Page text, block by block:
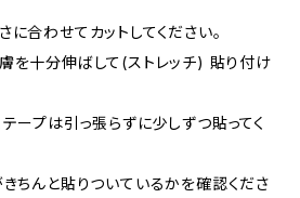
に合わせてカットしてください。
を十分伸ばして(ストレッチ) 貼り付け
テープは引っ張らずに少しずつ貼ってく
きちんと貼りついているかを確認くださ